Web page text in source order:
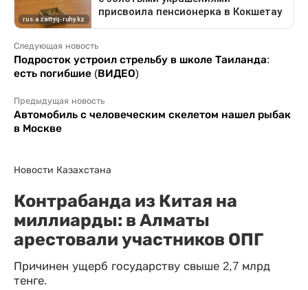
Следующая новость
Подросток устроил стрельбу в школе Таиланда:
есть погибшие (ВИДЕО)
Предыдущая новость
Автомобиль с человеческим скелетом нашел рыбак
в Москве
Новости Казахстана
Контрабанда из Китая на
миллиарды: в Алматы
арестовали участников ОПГ
Причинен ущерб государству свыше 2,7 млрд
тенге.